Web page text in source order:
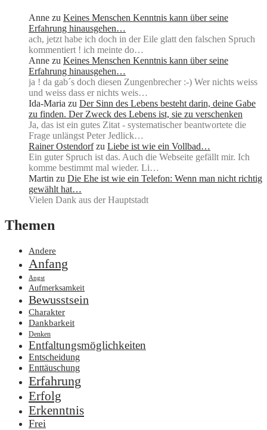
Anne zu Keines Menschen Kenntnis kann über seine
Erfahrung hinausgehen…
ach, jetzt habe ich doch in der Eile glatt den falschen Spruch
kommentiert ! ich meinte do…
Anne zu Keines Menschen Kenntnis kann über seine
Erfahrung hinausgehen…
ja ! da gab´s doch diesen Zungenbrecher :-) Wer nichts weiss
und weiss dass er nichts weis…
Ida-Maria zu Der Sinn des Lebens besteht darin, deine Gabe
zu finden. Der Zweck des Lebens ist, sie zu verschenken
Ja, das ist ein gutes Zitat - systematischer beantwortete die
Frage unlängst Peter Jedlick…
Rainer Ostendorf zu Liebe ist wie ein Vollbad…
Ein guter Spruch ist das. Auch die Webseite gefällt mir. Ich
komme bestimmt mal wieder. Li…
Martin zu Die Ehe ist wie ein Telefon: Wenn man nicht richtig
gewählt hat…
Vielen Dank aus der Hauptstadt
Themen
Andere
Anfang
Angst
Aufmerksamkeit
Bewusstsein
Charakter
Dankbarkeit
Denken
Entfaltungsmöglichkeiten
Entscheidung
Enttäuschung
Erfahrung
Erfolg
Erkenntnis
Frei